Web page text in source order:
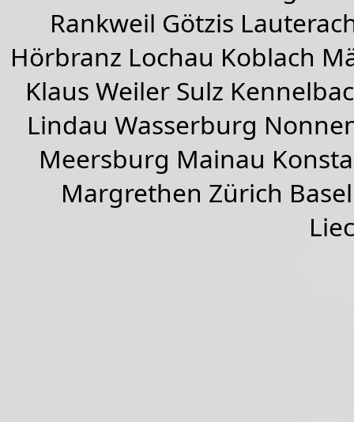
Rankweil Götzis
Hörbranz Lochau Koblach
Klaus Weiler Sulz
Lindau Wasserburg
Meersburg Mainau
Margrethen Zürich